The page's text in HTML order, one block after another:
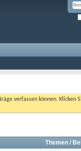
verfassen können.
Themen /